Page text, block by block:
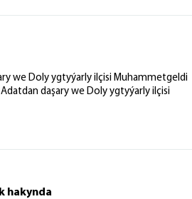
we Doly ygtyýarly ilçisi Muhammetgeldi
daşary we Doly ygtyýarly ilçisi
hakynda